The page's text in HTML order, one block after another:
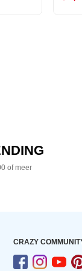
of meer
CRAZY